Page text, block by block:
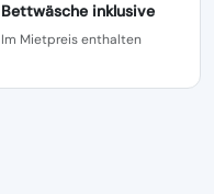
Bettwäsche inklusive
Im Mietpreis enthalten